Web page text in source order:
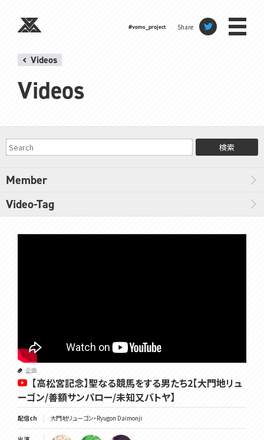
#voms_project Share
Videos
Videos
検索
Member
Video-Tag
企画
【高松宮記念】聖なる競馬をする男たち2【大門地リュ
ーゴン/善額サンパロー/未知又バトヤ】
配信ch 大門地リューゴン・Ryugon Daimonji